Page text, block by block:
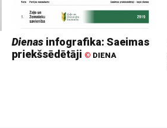
Dienasinfografika: Saeimas
priekšsēdētāji © DIENA